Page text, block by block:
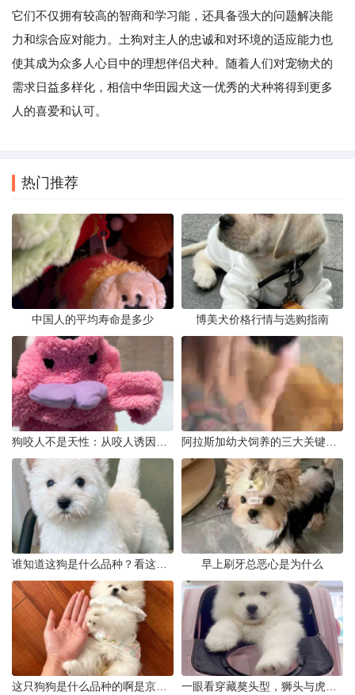
它们不仅拥有较高的智商和学习能，还具备强大的问题解决能
力和综合应对能力。土狗对主人的忠诚和对环境的适应能力也
使其成为众多人心目中的理想伴侣犬种。随着人们对宠物犬的
需求日益多样化，相信中华田园犬这一优秀的犬种将得到更多
人的喜爱和认可。
热门推荐
中国人的平均寿命是多少 博美犬价格行情与选购指南
早上刷牙总恶心是为什么